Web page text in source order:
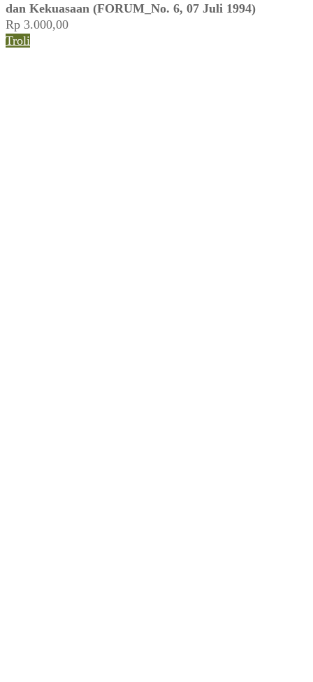
dan Kekuasaan (FORUM_No. 6, 07 Juli 1994)
Rp 3.000,00
Troli